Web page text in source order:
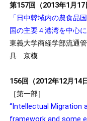
第157回（2013年1月17
「日中韓域内の農食品
国の主要４港湾を中心に
東義大学商経学部流通
具 京模
156回（2012年12月14日
［第一部］
“Intellectual Migration
framework and some